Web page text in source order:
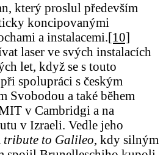
který proslul především
koncipovanými
a instalacemi.[10]
laser ve svých instalacích
let, když se s touto
spolupráci s českým
Svobodou a také během
v Cambridgi a na
v Izraeli. Vedle jeho
tribute to Galileo, kdy silným